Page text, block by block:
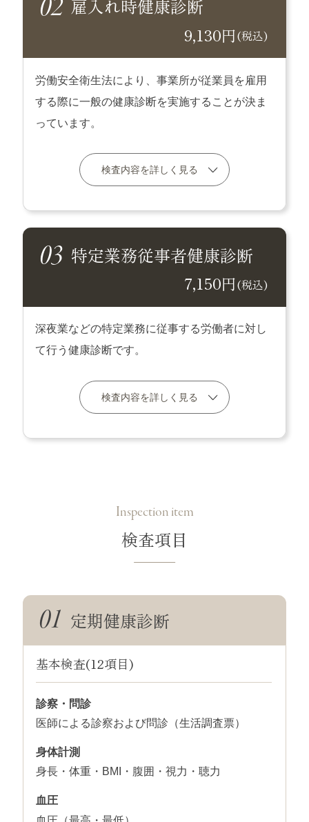
雇入れ時健康診断
9,130円(税込)
労働安全衛生法により、事業所が従業員を雇用
する際に一般の健康診断を実施することが決ま
っています。
検査内容を詳しく見る
特定業務従事者健康診断
7,150円(税込)
深夜業などの特定業務に従事する労働者に対し
て行う健康診断です。
検査内容を詳しく見る
Inspection item
検査項目
定期健康診断
基本検査(12項目)
診察・問診
医師による診察および問診（生活調査票）
身体計測
身長・体重・BMI・腹囲・視力・聴力
血圧